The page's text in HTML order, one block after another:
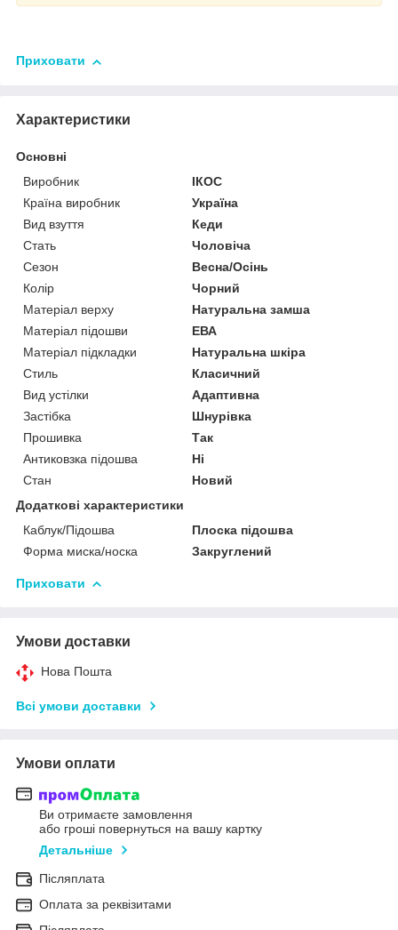
Приховати
Характеристики
Основні
Виробник
ІКОС
Країна виробник
Україна
Вид взуття
Кеди
Стать
Чоловіча
Сезон
Весна/Осінь
Колір
Чорний
Матеріал верху
Натуральна замша
Матеріал підошви
ЕВА
Матеріал підкладки
Натуральна шкіра
Стиль
Класичний
Вид устілки
Адаптивна
Застібка
Шнурівка
Прошивка
Так
Антиковзка підошва
Ні
Стан
Новий
Додаткові характеристики
Каблук/Підошва
Плоска підошва
Форма миска/носка
Закруглений
Приховати
Умови доставки
Нова Пошта
Всі умови доставки
Умови оплати
Ви отримаєте замовлення
або гроші повернуться на вашу картку
Детальніше
Післяплата
Оплата за реквізитами